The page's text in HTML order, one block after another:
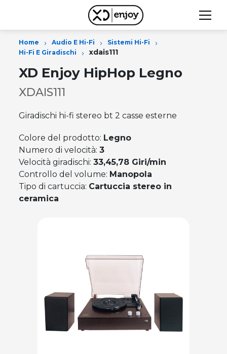
Home › Audio E Hi-Fi › Sistemi Hi-Fi ›
Hi-Fi E Giradischi › xdais111
XD Enjoy HipHop Legno
XDAIS111
Giradischi hi-fi stereo bt 2 casse esterne
Colore del prodotto: Legno
Numero di velocità:3
Velocità giradischi:33,45,78 Giri/min
Controllo del volume: Manopola
Tipo di cartuccia: Cartuccia stereo in
ceramica